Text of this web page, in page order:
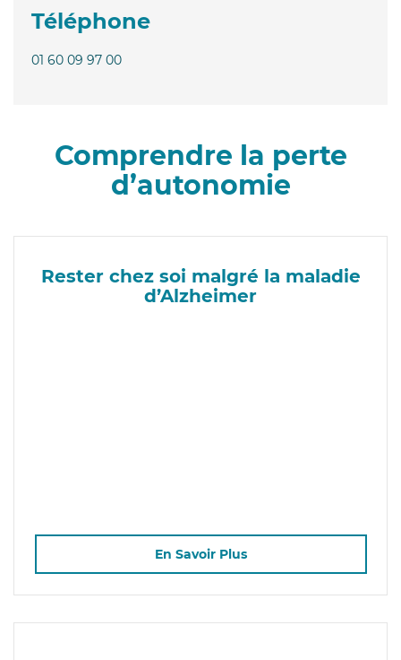
Téléphone
01 60 09 97 00
Comprendre la perte
d’autonomie
Rester chez soi malgré la maladie
d’Alzheimer
En Savoir Plus